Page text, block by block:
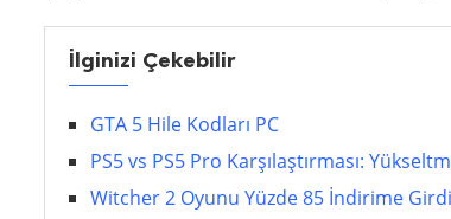
İlginizi Çekebilir
GTA 5 Hile Kodları PC
PS5 vs PS5 Pro Karşılaştırması:
Witcher 2 Oyunu Yüzde 85 İndirime Girdi